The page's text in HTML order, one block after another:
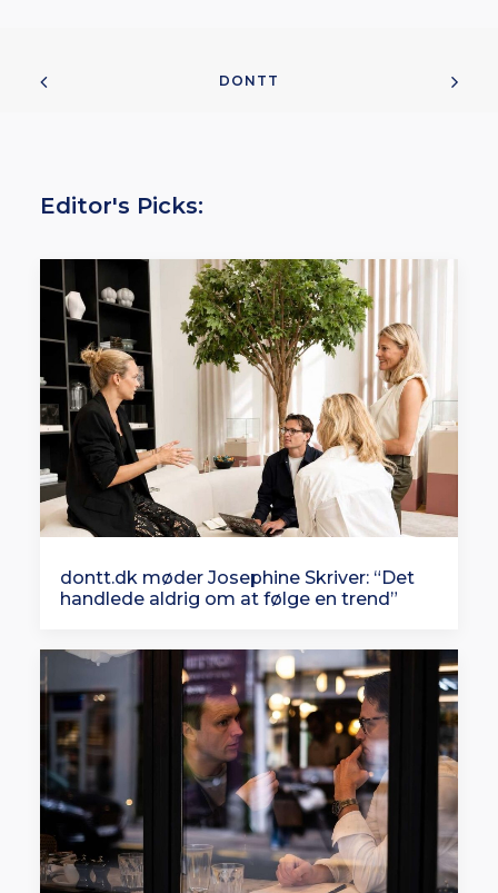
DONTT
Editor's Picks:
dontt.dk møder Josephine Skriver: “Det
handlede aldrig om at følge en trend”